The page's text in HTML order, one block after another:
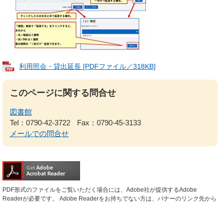
利用照会・貸出延長 [PDFファイル／318KB]
このページに関する問合せ
図書館
Tel：0790-42-3722
Fax：0790-45-3133
メールでの問合せ
PDF形式のファイルをご覧いただく場合には、Adobe社が提供するAdobe
Readerが必要です。
Adobe Readerをお持ちでない方は、バナーのリンク先から